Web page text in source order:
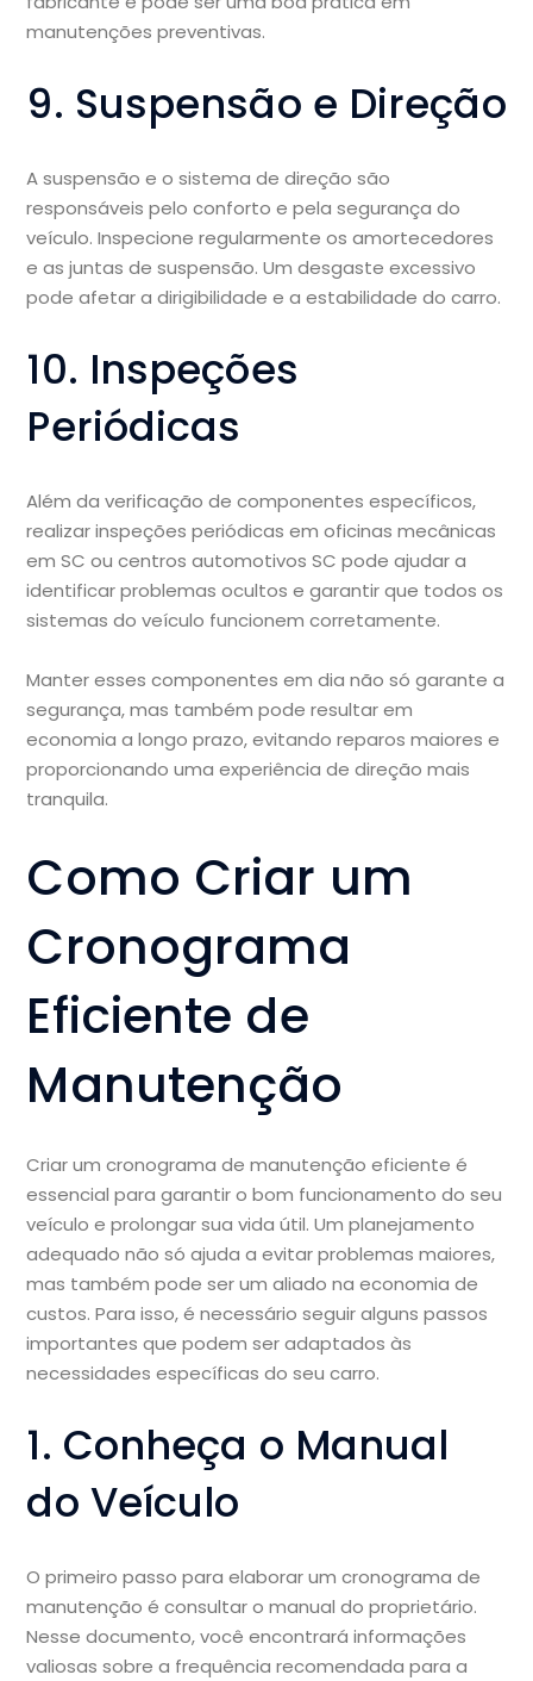
manutenções preventivas.
9. Suspensão e Direção
A suspensão e o sistema de direção são
responsáveis pelo conforto e pela segurança do
veículo. Inspecione regularmente os amortecedores
e as juntas de suspensão. Um desgaste excessivo
pode afetar a dirigibilidade e a estabilidade do carro.
10. Inspeções
Periódicas
Além da verificação de componentes específicos,
realizar inspeções periódicas em oficinas mecânicas
em SC ou centros automotivos SC pode ajudar a
identificar problemas ocultos e garantir que todos os
sistemas do veículo funcionem corretamente.
Manter esses componentes em dia não só garante a
segurança, mas também pode resultar em
economia a longo prazo, evitando reparos maiores e
proporcionando uma experiência de direção mais
tranquila.
Como Criar um
Cronograma
Eficiente de
Manutenção
Criar um cronograma de manutenção eficiente é
essencial para garantir o bom funcionamento do seu
veículo e prolongar sua vida útil. Um planejamento
adequado não só ajuda a evitar problemas maiores,
mas também pode ser um aliado na economia de
custos. Para isso, é necessário seguir alguns passos
importantes que podem ser adaptados às
necessidades específicas do seu carro.
1. Conheça o Manual
do Veículo
O primeiro passo para elaborar um cronograma de
manutenção é consultar o manual do proprietário.
Nesse documento, você encontrará informações
valiosas sobre a frequência recomendada para a